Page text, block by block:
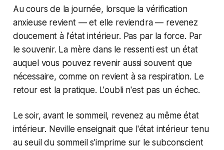
Au cours de la journée, lorsque la vérification
anxieuse revient — et elle reviendra — revenez
doucement à l'état intérieur. Pas par la force. Par
le souvenir. La mère dans le ressenti est un état
auquel vous pouvez revenir aussi souvent que
nécessaire, comme on revient à sa respiration. Le
retour est la pratique. L'oubli n'est pas un échec.
Le soir, avant le sommeil, revenez au même état
intérieur. Neville enseignait que l'état intérieur tenu
au seuil du sommeil s'imprime sur le subconscient